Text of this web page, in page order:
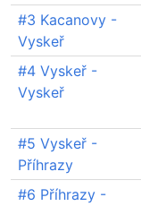
#3 Kacanovy -
Vyskeř
#4 Vyskeř -
Vyskeř
#5 Vyskeř -
Příhrazy
#6 Příhrazy -